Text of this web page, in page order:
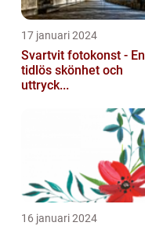
17 januari 2024
Svartvit fotokonst - En
tidlös skönhet och
uttryck...
16 januari 2024